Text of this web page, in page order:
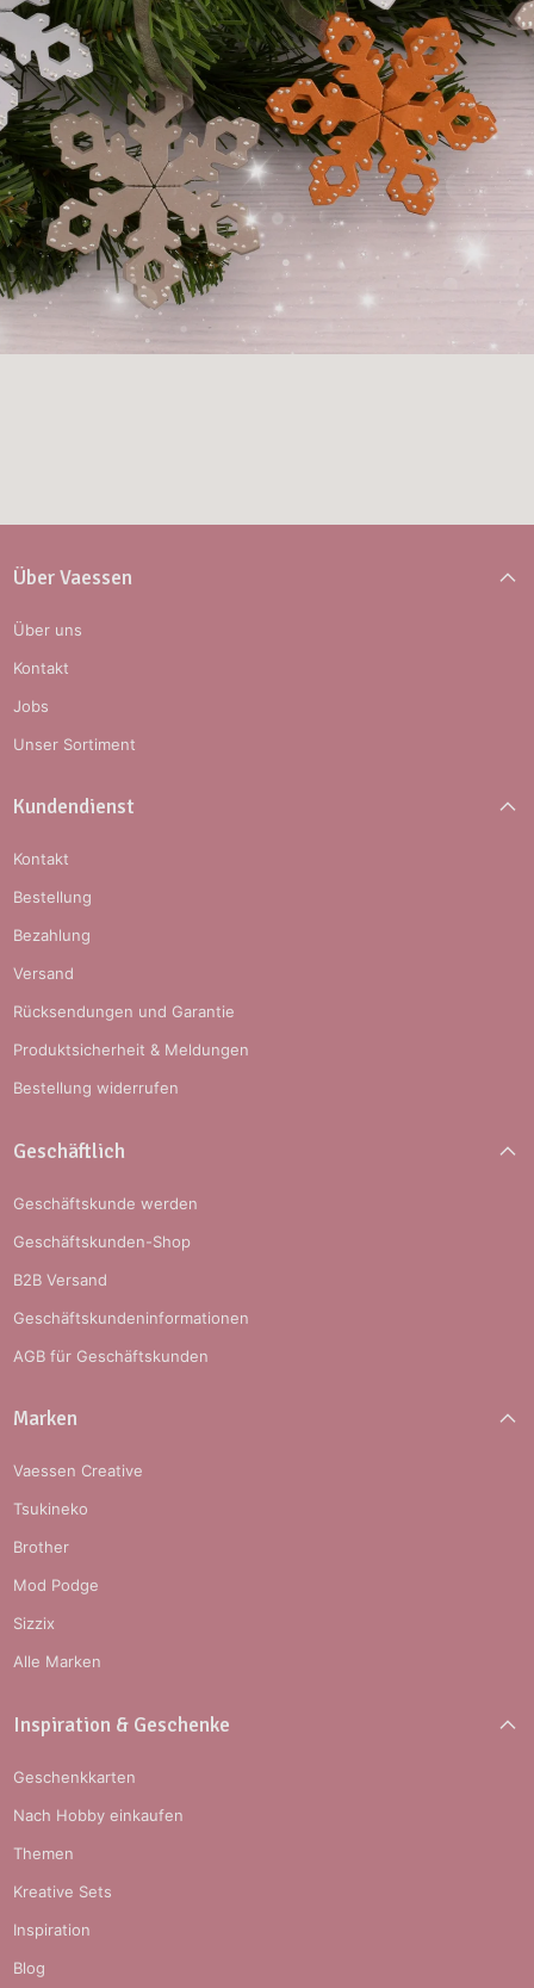
Über Vaessen
Über uns
Kontakt
Jobs
Unser Sortiment
Kundendienst
Kontakt
Bestellung
Bezahlung
Versand
Rücksendungen und Garantie
Produktsicherheit & Meldungen
Bestellung widerrufen
Geschäftlich
Geschäftskunde werden
Geschäftskunden-Shop
B2B Versand
Geschäftskundeninformationen
AGB für Geschäftskunden
Marken
Vaessen Creative
Tsukineko
Brother
Mod Podge
Sizzix
Alle Marken
Inspiration & Geschenke
Geschenkkarten
Nach Hobby einkaufen
Themen
Kreative Sets
Inspiration
Blog